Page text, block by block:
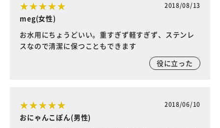
2018/08/13
meg(女性)
お水用にちょうどいい。重すぎず軽すぎず、ステンレ
スなので清潔に保つこともできます
役に立った
2018/06/10
おにゃんこぽん(男性)